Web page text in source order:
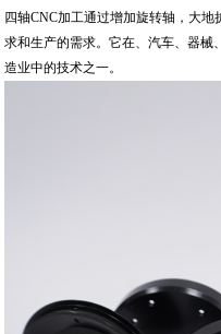
四轴CNC加工通过增加旋转轴，大
求和生产的需求。它在、汽车、器械
造业中的技术之一。